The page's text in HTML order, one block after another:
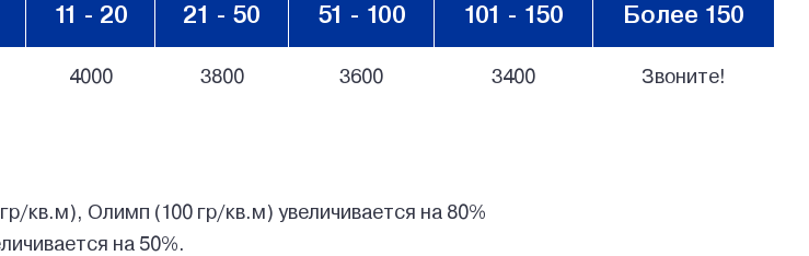
11 - 20 21 - 50 51 - 100 101 - 150 Более 150
4000 3800 3600 3400 Звоните!
кв.м), Олимп (100 гр/кв.м) увеличивается на 80%
на 50%.